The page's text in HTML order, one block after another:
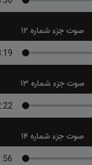
صوت جزء شماره 12
صوت جزء شماره 13
صوت جزء شماره 14